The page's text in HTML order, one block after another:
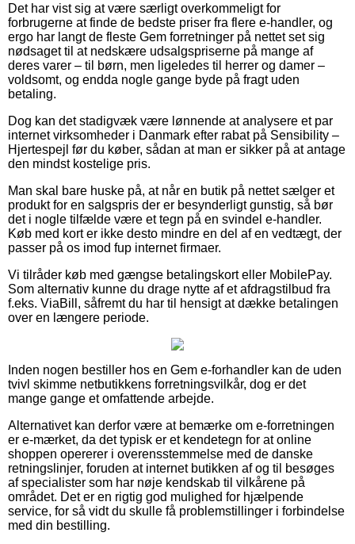
Det har vist sig at være særligt overkommeligt for
forbrugerne at finde de bedste priser fra flere e-handler, og
ergo har langt de fleste Gem forretninger på nettet set sig
nødsaget til at nedskære udsalgspriserne på mange af
deres varer – til børn, men ligeledes til herrer og damer –
voldsomt, og endda nogle gange byde på fragt uden
betaling.
Dog kan det stadigvæk være lønnende at analysere et par
internet virksomheder i Danmark efter rabat på Sensibility –
Hjertespejl før du køber, sådan at man er sikker på at antage
den mindst kostelige pris.
Man skal bare huske på, at når en butik på nettet sælger et
produkt for en salgspris der er besynderligt gunstig, så bør
det i nogle tilfælde være et tegn på en svindel e-handler.
Køb med kort er ikke desto mindre en del af en vedtægt, der
passer på os imod fup internet firmaer.
Vi tilråder køb med gængse betalingskort eller MobilePay.
Som alternativ kunne du drage nytte af et afdragstilbud fra
f.eks. ViaBill, såfremt du har til hensigt at dække betalingen
over en længere periode.
Inden nogen bestiller hos en Gem e-forhandler kan de uden
tvivl skimme netbutikkens forretningsvilkår, dog er det
mange gange et omfattende arbejde.
Alternativet kan derfor være at bemærke om e-forretningen
er e-mærket, da det typisk er et kendetegn for at online
shoppen opererer i overensstemmelse med de danske
retningslinjer, foruden at internet butikken af og til besøges
af specialister som har nøje kendskab til vilkårene på
området. Det er en rigtig god mulighed for hjælpende
service, for så vidt du skulle få problemstillinger i forbindelse
med din bestilling.